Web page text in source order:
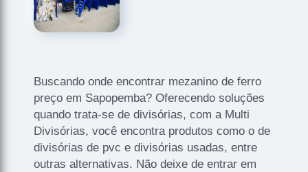
Buscando onde encontrar mezanino de ferro
preço em Sapopemba? Oferecendo soluções
quando trata-se de divisórias, com a Multi
Divisórias, você encontra produtos como o de
divisórias de pvc e divisórias usadas, entre
outras alternativas. Não deixe de entrar em